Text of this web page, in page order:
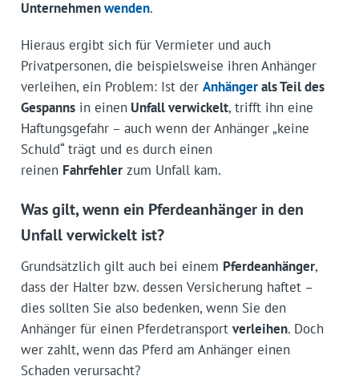
Unternehmenwenden.
Hieraus ergibt sich für Vermieter und auch
Privatpersonen, die beispielsweise ihren Anhänger
verleihen, ein Problem: Ist der Anhängerals Teil des
Gespannsin einenUnfall verwickelt, trifft ihn eine
Haftungsgefahr – auch wenn der Anhänger „keine
Schuld“ trägt und es durch einen
reinen Fahrfehlerzum Unfall kam.
Was gilt, wenn ein Pferdeanhänger in den
Unfall verwickelt ist?
Grundsätzlich gilt auch bei einem Pferdeanhänger,
dass der Halter bzw. dessen Versicherung haftet –
dies sollten Sie also bedenken, wenn Sie den
Anhänger für einen Pferdetransport verleihen. Doch
wer zahlt, wenn das Pferd am Anhänger einen
Schaden verursacht?